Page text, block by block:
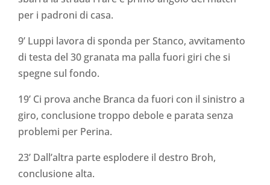
per i padroni di casa.
9’ Luppi lavora di sponda per Stanco, avvitamento
di testa del 30 granata ma palla fuori giri che si
spegne sul fondo.
19’ Ci prova anche Branca da fuori con il sinistro a
giro, conclusione troppo debole e parata senza
problemi per Perina.
23’ Dall’altra parte esplodere il destro Broh,
conclusione alta.